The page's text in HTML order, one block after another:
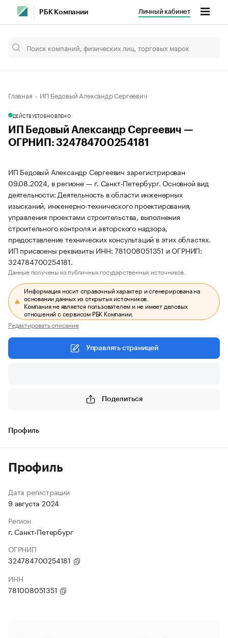
РБК Компании Личный кабинет
Главная ИП Бедовый Александр Сергеевич
ДЕЙСТВУЕТОБНОВЛЕНО
ИП Бедовый Александр Сергеевич —
ОГРНИП: 324784700254181
ИП Бедовый Александр Сергеевич зарегистрирован
09.08.2024, в регионе — г. Санкт-Петербург. Основной вид
деятельности: Деятельность в области инженерных
изысканий, инженерно-технического проектирования,
управления проектами строительства, выполнения
строительного контроля и авторского надзора,
предоставление технических консультаций в этих областях.
ИП присвоены реквизиты ИНН: 781008051351 и ОГРНИП:
324784700254181.
Данные получены из публичных государственных источников.
Информация носит справочный характер и сгенерирована на
основании данных из открытых источников.
Компания не является пользователем и не имеет деловых
отношений с сервисом РБК Компании.
Редактировать описание
Управлять страницей
Поделиться
Профиль
Профиль
Дата регистрации
9 августа 2024
Регион
г. Санкт-Петербург
ОГРНИП
324784700254181
ИНН
781008051351